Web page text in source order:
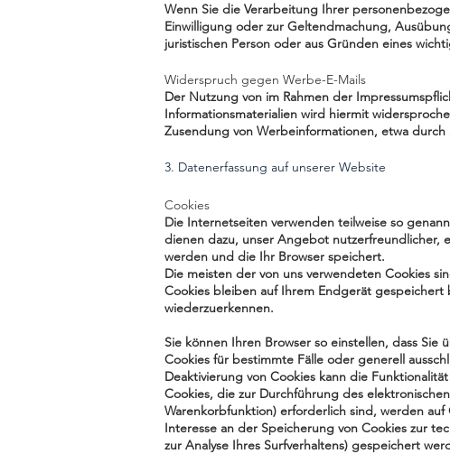
Wenn Sie die Verarbeitung Ihrer
Einwilligung oder zur Geltendmachung,
juristischen Person oder aus Gründen eines
Widerspruch gegen Werbe-E-Mails
Der Nutzung von im Rahmen der
Informationsmaterialien wird hiermit
Zusendung von Werbeinformationen, etwa durch
3. Datenerfassung auf unserer Website
Cookies
Die Internetseiten verwenden teilweise so
dienen dazu, unser Angebot nutzerfreundlicher,
werden und die Ihr Browser speichert.
Die meisten der von uns verwendeten Cookies
Cookies bleiben auf Ihrem Endgerät gespeichert
wiederzuerkennen.
Sie können Ihren Browser so einstellen, dass
Cookies für bestimmte Fälle oder generell
Deaktivierung von Cookies kann die
Cookies, die zur Durchführung des
Warenkorbfunktion) erforderlich sind, werden
Interesse an der Speicherung von Cookies zur
zur Analyse Ihres Surfverhaltens) gespeichert